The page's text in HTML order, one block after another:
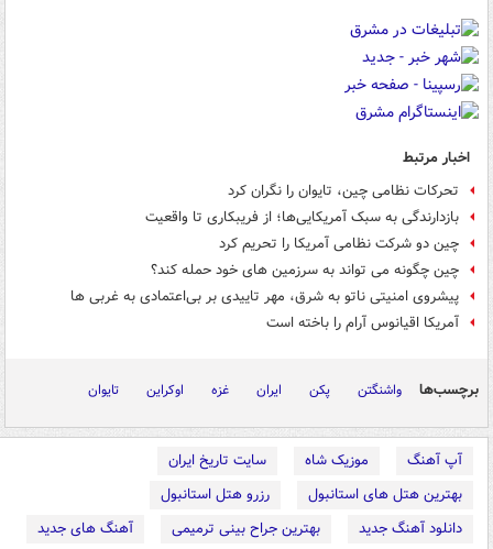
اخبار مرتبط
تحرکات نظامی چین، تایوان را نگران کرد
بازدارندگی به سبک آمریکایی‌ها؛ از فریبکاری تا واقعیت
چین دو شرکت نظامی آمریکا را تحریم کرد
چین چگونه می تواند به سرزمین های خود حمله کند؟
پیشروی امنیتی ناتو به شرق، مهر تاییدی بر بی‌اعتمادی به غربی ها
آمریکا اقیانوس آرام را باخته است
برچسب‌ها واشنگتن پکن ایران غزه اوکراین تایوان
آپ آهنگ موزیک شاه
سایت تاریخ ایران
بهترین هتل های استانبول
رزرو هتل استانبول
دانلود آهنگ جدید
بهترین جراح بینی ترمیمی
آهنگ های جدید